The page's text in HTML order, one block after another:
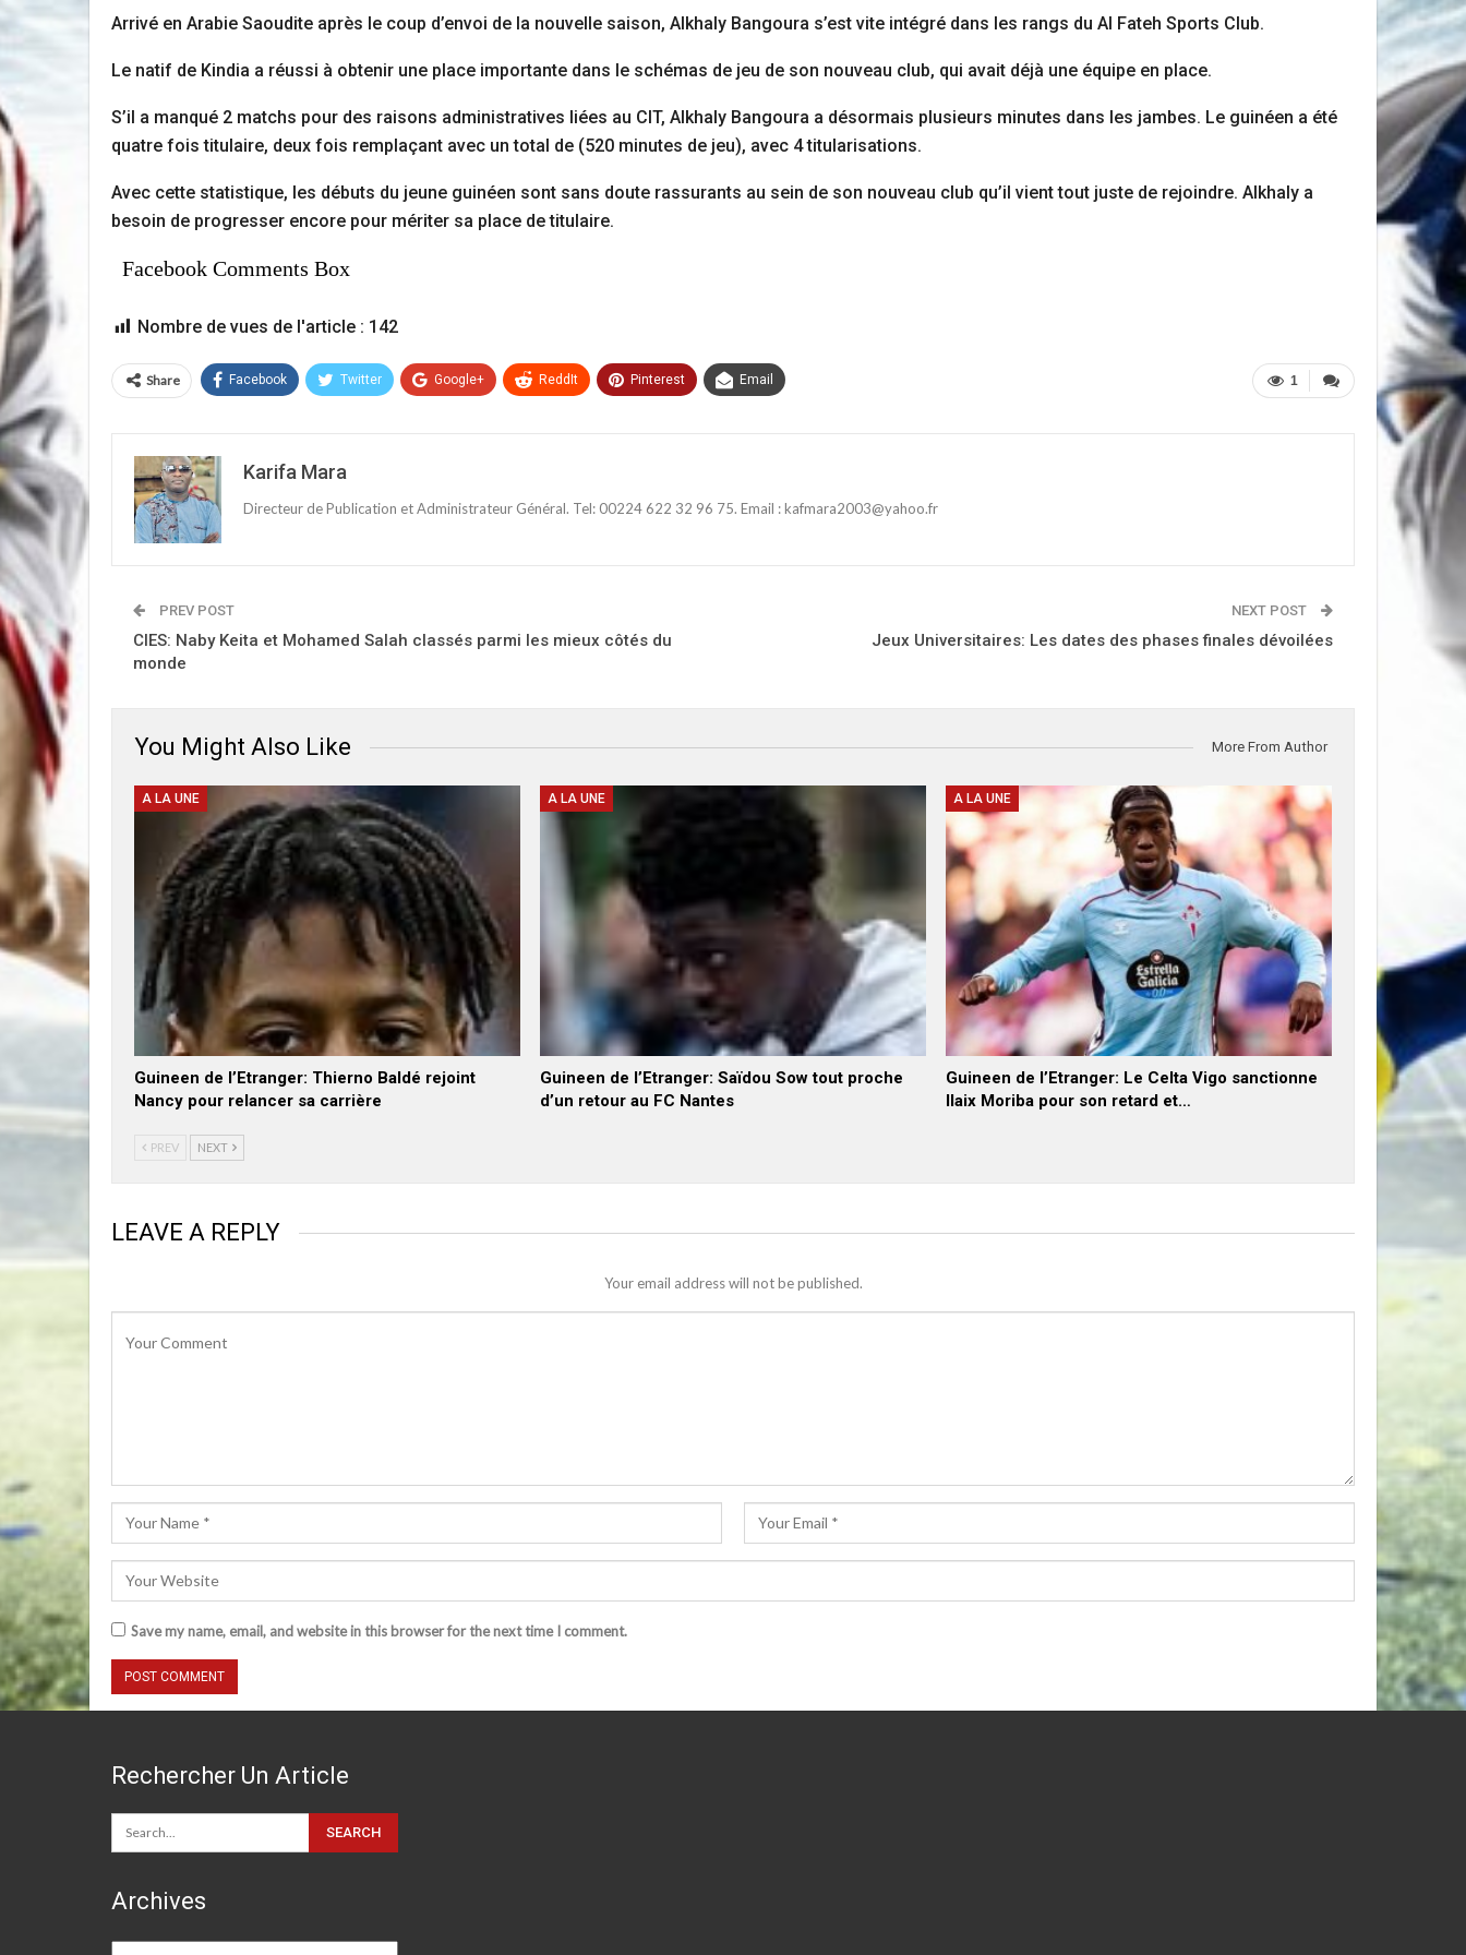
Arrivé en Arabie Saoudite après le coup d’envoi de la nouvelle saison, Alkhaly Bangoura s’est vite intégré dans les rangs du Al Fateh Sports Club.
Le natif de Kindia a réussi à obtenir une place importante dans le schémas de jeu de son nouveau club, qui avait déjà une équipe en place.
S’il a manqué 2 matchs pour des raisons administratives liées au CIT, Alkhaly Bangoura a désormais plusieurs minutes dans les jambes. Le guinéen a été
quatre fois titulaire, deux fois remplaçant avec un total de (520 minutes de jeu), avec 4 titularisations.
Avec cette statistique, les débuts du jeune guinéen sont sans doute rassurants au sein de son nouveau club qu’il vient tout juste de rejoindre. Alkhaly a
besoin de progresser encore pour mériter sa place de titulaire.
Facebook Comments Box
Nombre de vues de l'article : 142
1
Share Facebook Twitter Google+ ReddIt Pinterest Email
Karifa Mara
Directeur de Publication et Administrateur Général. Tel: 00224 622 32 96 75. Email : kafmara2003@yahoo.fr
PREV POST
CIES: Naby Keita et Mohamed Salah classés parmi les mieux côtés du
monde
NEXT POST
Jeux Universitaires: Les dates des phases finales dévoilées
You Might Also Like More From Author
A LA UNE
Guineen de l’Etranger: Thierno Baldé rejoint
Nancy pour relancer sa carrière
A LA UNE
Guineen de l’Etranger: Saïdou Sow tout proche
d’un retour au FC Nantes
A LA UNE
Guineen de l’Etranger: Le Celta Vigo sanctionne
Ilaix Moriba pour son retard et…
PREV NEXT
LEAVE A REPLY
Your email address will not be published.
Save my name, email, and website in this browser for the next time I comment.
Rechercher Un Article
Archives